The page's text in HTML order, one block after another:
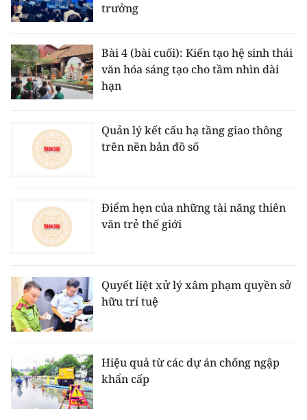
trưởng
Bài 4 (bài cuối): Kiến tạo hệ sinh thái
văn hóa sáng tạo cho tầm nhìn dài
hạn
Quản lý kết cấu hạ tầng giao thông
trên nền bản đồ số
Điểm hẹn của những tài năng thiên
văn trẻ thế giới
Quyết liệt xử lý xâm phạm quyền sở
hữu trí tuệ
Hiệu quả từ các dự án chống ngập
khẩn cấp